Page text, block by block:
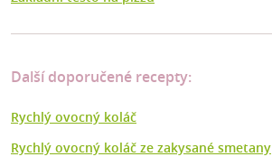
Další doporučené recepty:
Rychlý ovocný koláč
Rychlý ovocný koláč ze zakysané smetany